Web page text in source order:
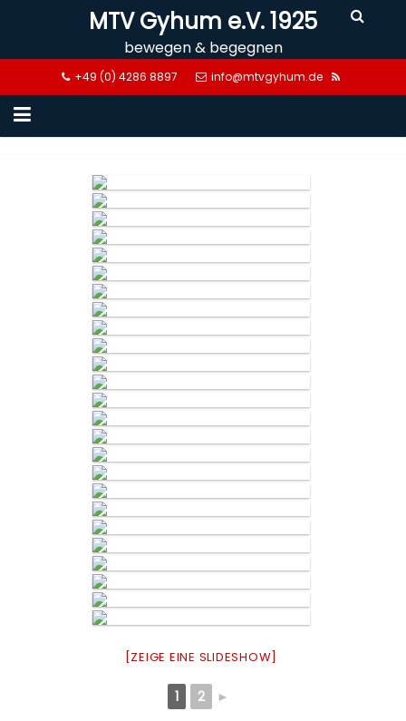
MTV Gyhum e.V. 1925
bewegen & begegnen
+49 (0) 4286 8897 info@mtvgyhum.de
[ZEIGE EINE SLIDESHOW]
1 2 ►